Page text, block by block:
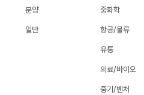
분양
일반
중화학
항공/물류
유통
의료/바이오
중기/벤처